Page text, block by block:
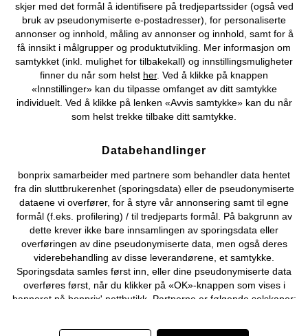
Kjøpsvilkår Personopplysninger Cookie-innstillinger
Om Oss Angre kjøp
©2026 bonprix.
skjer med det formål å identifisere på tredjepartssider (også ved
bruk av pseudonymiserte e-postadresser), for personaliserte
annonser og innhold, måling av annonser og innhold, samt for å
få innsikt i målgrupper og produktutvikling. Mer informasjon om
samtykket (inkl. mulighet for tilbakekall) og innstillingsmuligheter
finner du når som helst her. Ved å klikke på knappen
«Innstillinger» kan du tilpasse omfanget av ditt samtykke
individuelt. Ved å klikke på lenken «Avvis samtykke» kan du når
som helst trekke tilbake ditt samtykke.
Databehandlinger
bonprix samarbeider med partnere som behandler data hentet
fra din sluttbrukerenhet (sporingsdata) eller de pseudonymiserte
dataene vi overfører, for å styre vår annonsering samt til egne
formål (f.eks. profilering) / til tredjeparts formål. På bakgrunn av
dette krever ikke bare innsamlingen av sporingsdata eller
overføringen av dine pseudonymiserte data, men også deres
viderebehandling av disse leverandørene, et samtykke.
Sporingsdata samles først inn, eller dine pseudonymiserte data
overføres først, når du klikker på «OK»-knappen som vises i
banneret på bonprix' nettbutikk. Partnerne er følgende selskaper: